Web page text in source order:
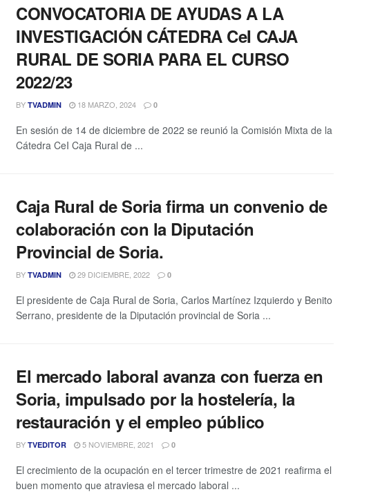
CONVOCATORIA DE AYUDAS A LA
INVESTIGACIÓN CÁTEDRA CeI CAJA
RURAL DE SORIA PARA EL CURSO
2022/23
BY TVADMIN 18 MARZO, 2024 0
En sesión de 14 de diciembre de 2022 se reunió la Comisión Mixta de la
Cátedra CeI Caja Rural de ...
Caja Rural de Soria firma un convenio de
colaboración con la Diputación
Provincial de Soria.
BY TVADMIN 29 DICIEMBRE, 2022 0
El presidente de Caja Rural de Soria, Carlos Martínez Izquierdo y Benito
Serrano, presidente de la Diputación provincial de Soria ...
El mercado laboral avanza con fuerza en
Soria, impulsado por la hostelería, la
restauración y el empleo público
BY TVEDITOR 5 NOVIEMBRE, 2021 0
El crecimiento de la ocupación en el tercer trimestre de 2021 reafirma el
buen momento que atraviesa el mercado laboral ...